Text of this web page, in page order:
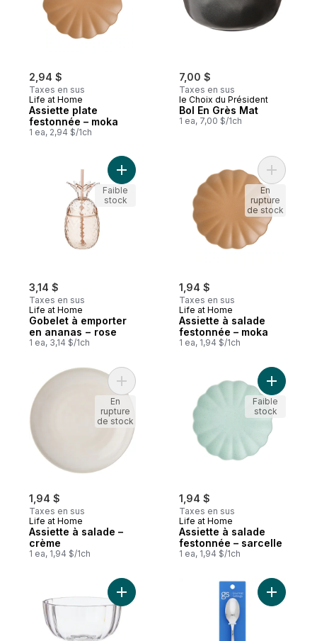
2,94 $
Taxes en sus
Life at Home
Assiette plate
festonnée – moka
1 ea, 2,94 $/1ch
7,00 $
Taxes en sus
le Choix du Président
Bol En Grès Mat
1 ea, 7,00 $/1ch
3,14 $
Taxes en sus
Life at Home
Gobelet à emporter
en ananas − rose
1 ea, 3,14 $/1ch
Ajouter Gobelet à emporter en ananas −
Faible
stock
1,94 $
Taxes en sus
Life at Home
Assiette à salade
festonnée – moka
1 ea, 1,94 $/1ch
Ajouter
En
rupture
de stock
1,94 $
Taxes en sus
Life at Home
Assiette à salade –
crème
1 ea, 1,94 $/1ch
Ajouter Assiette à salade – crème au
En
rupture
de stock
1,94 $
Taxes en sus
Life at Home
Assiette à salade
festonnée – sarcelle
1 ea, 1,94 $/1ch
Ajouter
Faible
stock
Ajouter Coupe à crème glacée –Ajouter